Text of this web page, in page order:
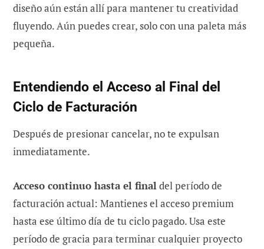
diseño aún están allí para mantener tu creatividad
fluyendo. Aún puedes crear, solo con una paleta más
pequeña.
Entendiendo el Acceso al Final del
Ciclo de Facturación
Después de presionar cancelar, no te expulsan
inmediatamente.
Acceso continuo hasta el finaldel período de
facturación actual: Mantienes el acceso premium
hasta ese último día de tu ciclo pagado. Usa este
período de gracia para terminar cualquier proyecto